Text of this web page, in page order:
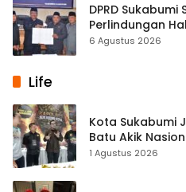
DPRD
Perlindungan
Diperkuat
6 Agustus 2026
Life
Kota Sukabumi
Batu Akik
1 Agustus 2026